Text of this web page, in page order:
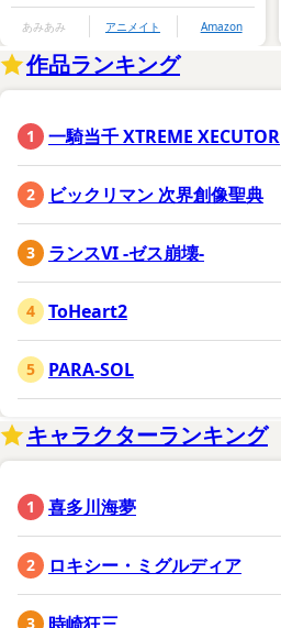
あみあみ アニメイト Amazon
作品ランキング
一騎当千 XTREME XECUTOR
ビックリマン 次界創像聖典
ランスVI -ゼス崩壊-
ToHeart2
PARA-SOL
キャラクターランキング
喜多川海夢
ロキシー・ミグルディア